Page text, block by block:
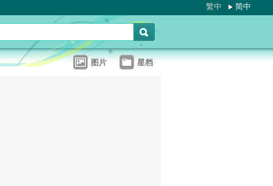
繁中 简中
图片 星档